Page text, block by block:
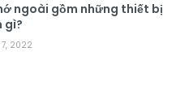
ngoài gồm những thiết bị
gì?
7, 2022